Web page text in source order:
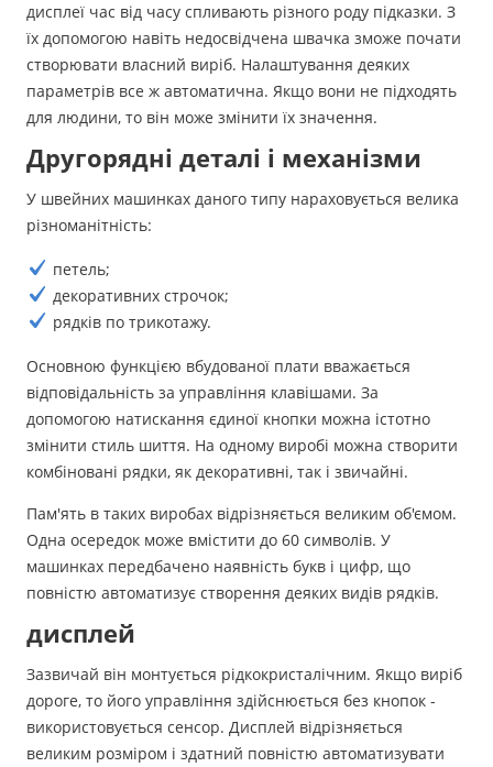
дисплеї час від часу спливають різного роду підказки. З
їх допомогою навіть недосвідчена швачка зможе почати
створювати власний виріб. Налаштування деяких
параметрів все ж автоматична. Якщо вони не підходять
для людини, то він може змінити їх значення.
Другорядні деталі і механізми
У швейних машинках даного типу нараховується велика
різноманітність:
петель;
декоративних строчок;
рядків по трикотажу.
Основною функцією вбудованої плати вважається
відповідальність за управління клавішами. За
допомогою натискання єдиної кнопки можна істотно
змінити стиль шиття. На одному виробі можна створити
комбіновані рядки, як декоративні, так і звичайні.
Пам'ять в таких виробах відрізняється великим об'ємом.
Одна осередок може вмістити до 60 символів. У
машинках передбачено наявність букв і цифр, що
повністю автоматизує створення деяких видів рядків.
дисплей
Зазвичай він монтується рідкокристалічним. Якщо виріб
дороге, то його управління здійснюється без кнопок -
використовується сенсор. Дисплей відрізняється
великим розміром і здатний повністю автоматизувати